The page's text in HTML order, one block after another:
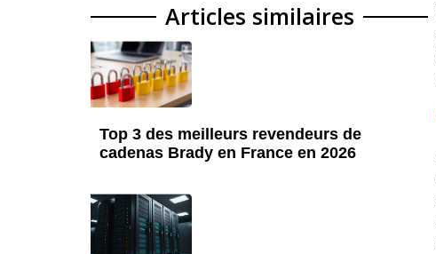
Articles similaires
Top 3 des meilleurs revendeurs de
cadenas Brady en France en 2026